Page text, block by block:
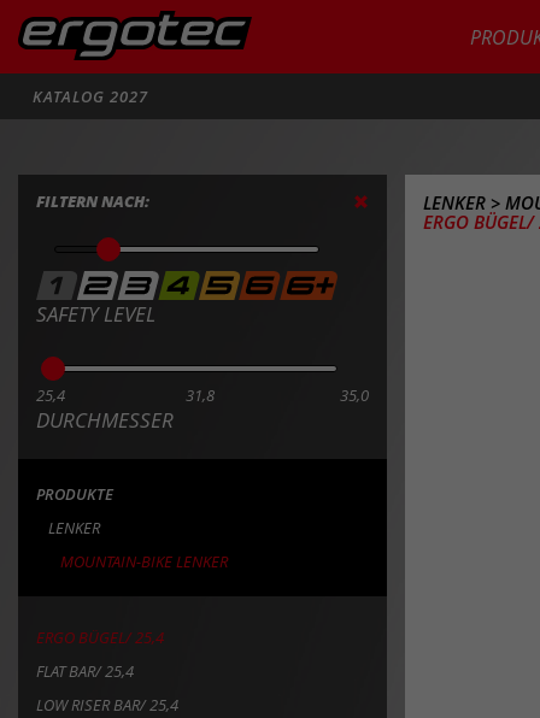
KATALOG 2027
FILTERN NACH:
SAFETY LEVEL
25,4 31,8 35,0
DURCHMESSER
PRODUKTE
LENKER
MOUNTAIN-BIKE LENKER
ERGO BÜGEL/ 25,4
FLAT BAR/ 25,4
LOW RISER BAR/ 25,4
LENKER >
ERGO